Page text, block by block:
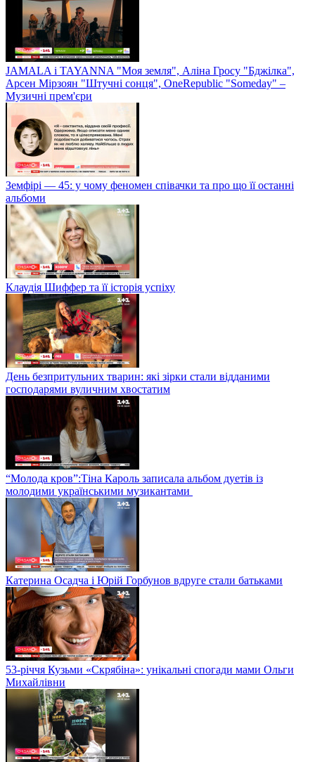
JAMALA і TAYANNA "Моя земля", Аліна Гросу "Бджілка",
Арсен Мірзоян "Штучні сонця", OneRepublic "Someday" –
Музичні прем'єри
Земфірі — 45: у чому феномен співачки та про що її останні
альбоми
Клаудія Шиффер та її історія успіху
День безпритульних тварин: які зірки стали відданими
господарями вуличним хвостатим
“Молода кров”:Тіна Кароль записала альбом дуетів із
молодими українськими музикантами
Катерина Осадча і Юрій Горбунов вдруге стали батьками
53-річчя Кузьми «Скрябіна»: унікальні спогади мами Ольги
Михайлівни